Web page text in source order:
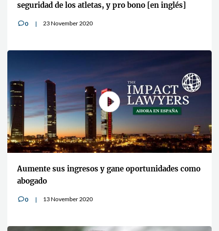
seguridad de los atletas, y pro bono [en inglés]
v0 23 November 2020
Aumente sus ingresos y gane oportunidades como
abogado
v0 13 November 2020